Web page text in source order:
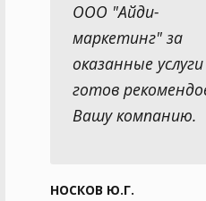
ООО "Айди-
маркетинг" за
оказанные
готов
Вашу компанию.
НОСКОВ Ю.Г.